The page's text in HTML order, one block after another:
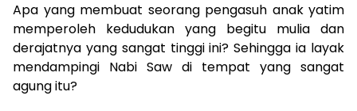
Apa yang membuat seorang pengasuh anak yatim
memperoleh kedudukan yang begitu mulia dan
derajatnya yang sangat tinggi ini? Sehingga ia layak
mendampingi Nabi Saw di tempat yang sangat
agung itu?